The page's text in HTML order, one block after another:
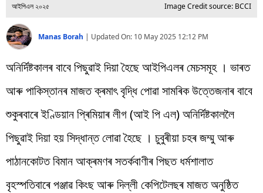
আইপিএল ২০২৫ Image Credit source: BCCI
Manas Borah | Updated On: 10 May 2025 12:12 PM
অনিৰ্দিষ্টকালৰ বাবে পিছুৱাই দিয়া হৈছে আইপিএলৰ মেচসমূহ । ভাৰত
আৰু পাকিস্তানৰ মাজত ক্ৰমাৎ বৃদ্ধি পোৱা সামৰিক উত্তেজনাৰ বাবে
শুকুৰবাৰে ইণ্ডিয়ান প্ৰিমিয়াৰ লীগ (আই পি এল) অনিৰ্দিষ্টকাললৈ
পিছুৱাই দিয়া হয় সিদ্ধান্ত লোৱা হৈছে । চুবুৰীয়া চহৰ জম্মু আৰু
পাঠানকোটত বিমান আক্ৰমণৰ সতৰ্কবাণীৰ পিছত ধৰ্মশালাত
বৃহস্পতিবাৰে পঞ্জাৱ কিংছ আৰু দিল্লী কেপিটেলছৰ মাজত অনুষ্ঠিত